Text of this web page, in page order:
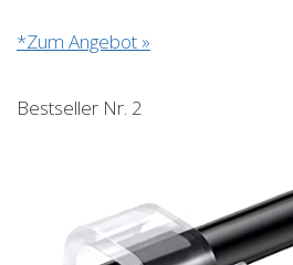
*Zum Angebot »
Bestseller Nr. 2